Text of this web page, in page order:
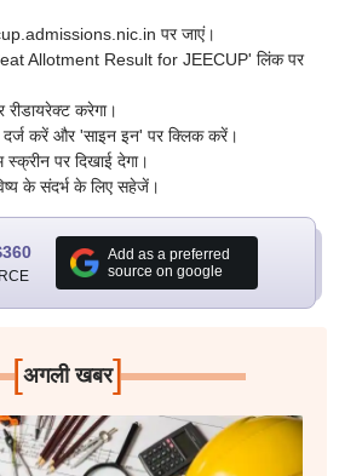
पर जाएं।
Allotment Result for JEECUP' लिंक पर
करेगा।
दर्ज करें और 'साइन इन' पर क्लिक करें।
पर दिखाई देगा।
के संदर्भ के लिए सहेजें।
Add as a preferred
source on google
[अगली खबर]